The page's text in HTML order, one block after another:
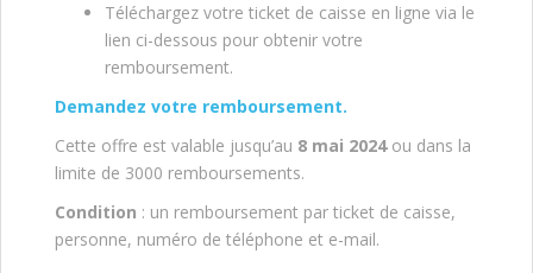
Téléchargez votre ticket de caisse en ligne via le
lien ci-dessous pour obtenir votre
remboursement.
Demandez votre remboursement.
Cette offre est valable jusqu’au 8 mai 2024 ou dans la
limite de 3000 remboursements.
Condition : un remboursement par ticket de caisse,
personne, numéro de téléphone et e-mail.